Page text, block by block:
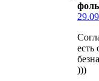
есть
)))